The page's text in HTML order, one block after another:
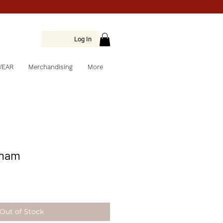
Log In
Merchandising More
Out of Stock